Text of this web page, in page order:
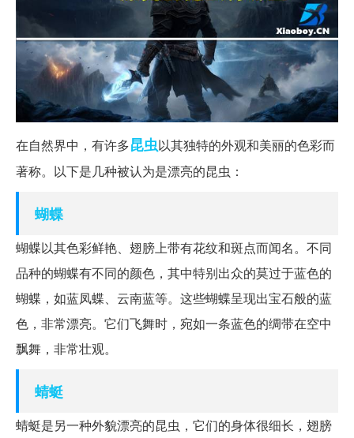
在自然界中，有许多昆虫以其独特的外观和美丽的色彩而
著称。以下是几种被认为是漂亮的昆虫：
蝴蝶
蝴蝶以其色彩鲜艳、翅膀上带有花纹和斑点而闻名。不同
品种的蝴蝶有不同的颜色，其中特别出众的莫过于蓝色的
蝴蝶，如蓝凤蝶、云南蓝等。这些蝴蝶呈现出宝石般的蓝
色，非常漂亮。它们飞舞时，宛如一条蓝色的绸带在空中
飘舞，非常壮观。
蜻蜓
蜻蜓是另一种外貌漂亮的昆虫，它们的身体很细长，翅膀